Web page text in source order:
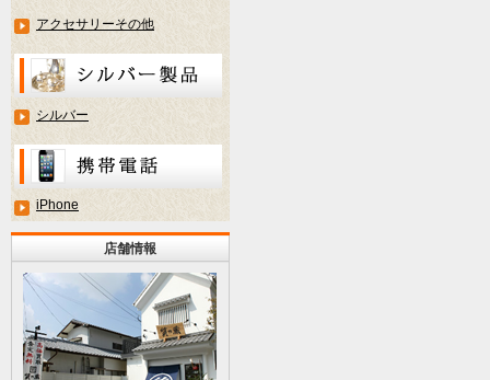
アクセサリーその他
シルバー
iPhone
店舗情報